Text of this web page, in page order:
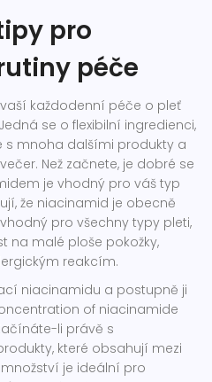
pro
péče
každodenní péče o pleť
se o flexibilní ingredienci,
s mnoha dalšími produkty a
Než začnete, je dobré se
je vhodný pro váš typ
že niacinamid je obecně
pro všechny typy pleti,
na malé ploše pokožky,
reakcím.
niacinamidu a postupně ji
of niacinamide
li právě s
které obsahují mezi
je ideální pro